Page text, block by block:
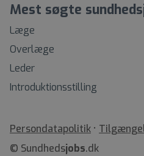
Mest søgte
Læge
Overlæge
Leder
Introduktionsstilling
•
© Sundhedsjobs.dk